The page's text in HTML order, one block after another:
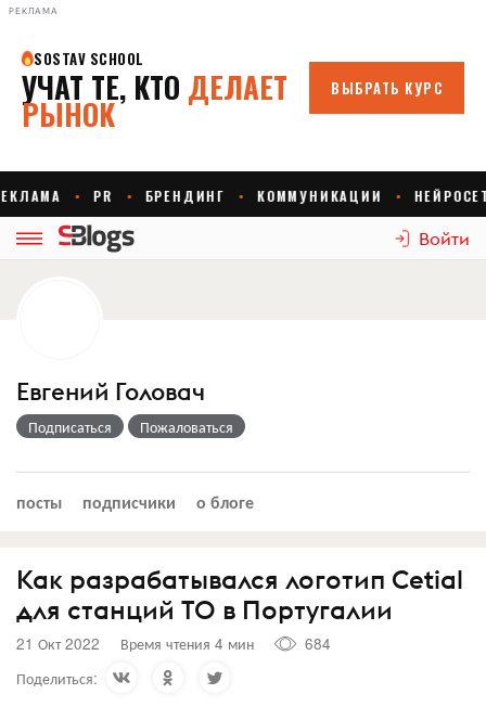
РЕКЛАМА
Войти
Евгений Головач
Подписаться Пожаловаться
посты подписчики о блоге
Как разрабатывался логотип Cetial
для станций ТО в Португалии
21 Окт 2022 Время чтения 4 мин
684
Поделиться: